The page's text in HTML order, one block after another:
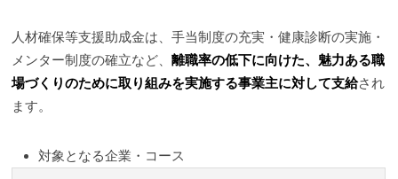
人材確保等支援助成金は、手当制度の充実・健康診断の実施・
メンター制度の確立など、離職率の低下に向けた、魅力ある職
場づくりのために取り組みを実施する事業主に対して支給され
ます。
対象となる企業・コース